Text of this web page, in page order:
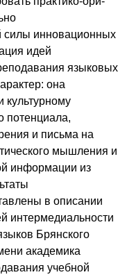
силы инновационных
идей
языковых
она
культурному
потенциала,
и письма на
мышления и
информации из
в описании
интермедиальности
Брянского
академика
учебной